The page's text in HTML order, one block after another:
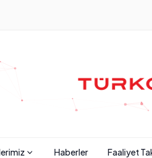
Haberler Faaliyet